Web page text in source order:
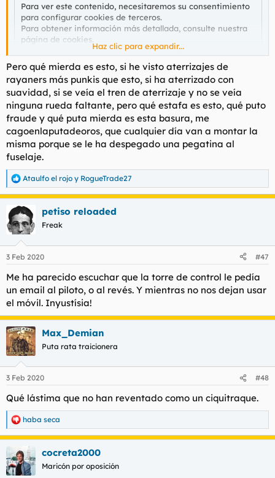
Para ver este contenido, necesitaremos su consentimiento
para configurar cookies de terceros.
Para obtener información más detallada, consulte nuestra
página de cookies
Aceptar cookies de terceros
Haz clic para expandir...
Pero qué mierda es esto, si he visto aterrizajes de
rayaners más punkis que esto, si ha aterrizado con
suavidad, si se veía el tren de aterrizaje y no se veía
ninguna rueda faltante, pero qué estafa es esto, qué puto
fraude y qué puta mierda es esta basura, me
cagoenlaputadeoros, que cualquier día van a montar la
misma porque se le ha despegado una pegatina al
fuselaje.
R
e
a
c
c
i
e
:
Ataulfo el rojo y RogueTrade27
petiso reloaded
Freak
3 Feb 2020 #47
Me ha parecido escuchar que la torre de control le pedía
un email al piloto, o al revés. Y mientras no nos dejan usar
el móvil. Inyustísia!
Max_Demian
Puta rata traicionera
3 Feb 2020 #48
Qué lástima que no han reventado como un ciquitraque.
R
e
a
c
c
i
haba seca
cocreta2000
Maricón por oposición